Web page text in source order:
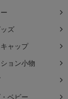
ズ
ャップ
ョン小物
ベビー